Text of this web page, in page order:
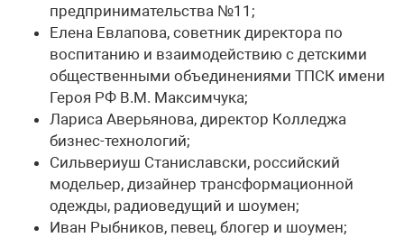
предпринимательства №11;
Елена Евлапова, советник директора по
воспитанию и взаимодействию с детскими
общественными объединениями ТПСК имени
Героя РФ В.М. Максимчука;
Лариса Аверьянова, директор Колледжа
бизнес-технологий;
Сильвериуш Станиславски, российский
модельер, дизайнер трансформационной
одежды, радиоведущий и шоумен;
Иван Рыбников, певец, блогер и шоумен;